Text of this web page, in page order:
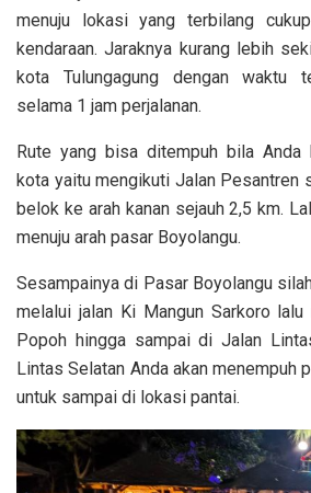
menuju lokasi yang terbilang
kendaraan. Jaraknya kurang lebih
kota Tulungagung dengan waktu
selama 1 jam perjalanan.
Rute yang bisa ditempuh bila Anda
kota yaitu mengikuti Jalan Pesantren
belok ke arah kanan sejauh 2,5 km.
menuju arah pasar Boyolangu.
Sesampainya di Pasar Boyolangu
melalui jalan Ki Mangun Sarkoro
Popoh hingga sampai di Jalan
Lintas Selatan Anda akan menempuh
untuk sampai di lokasi pantai.